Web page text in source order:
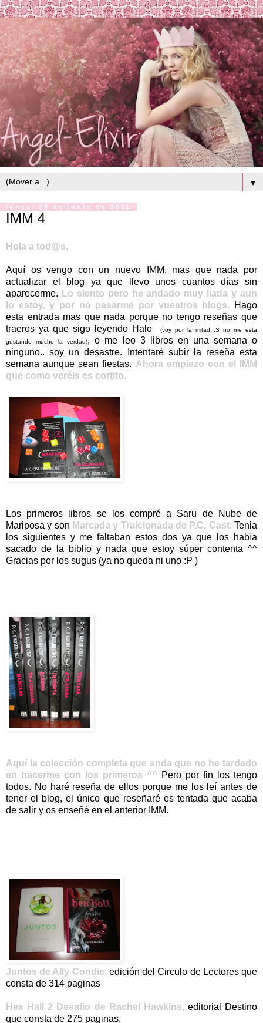
▼
lunes, 20 de junio de 2011
IMM 4
Hola a tod@s,
Aquí os vengo con un nuevo IMM, mas que nada por
actualizar el blog ya que llevo unos cuantos días sin
aparecerme. Lo siento pero he andado muy liada y aun
lo estoy, y por no pasarme por vuestros blogs.
Hago
esta entrada mas que nada porque no tengo reseñas que
traeros ya que sigo leyendo Halo
(voy por la mitad :S no me esta
gustando mucho la verdad), o me leo 3 libros en una semana o
ninguno.. soy un desastre. Intentaré subir la reseña esta
semana aunque sean fiestas. Ahora empiezo con el IMM
que como veréis es cortito.
Los primeros libros se los compré a Saru de Nube de
Mariposa y son Marcada y Traicionada de P.C. Cast. Tenia
los siguientes y me faltaban estos dos ya que los había
sacado de la biblio y nada que estoy súper contenta ^^
Gracias por los sugus (ya no queda ni uno :P )
Aquí la colección completa que anda que no he tardado
en hacerme con los primeros ^^ Pero por fin los tengo
todos. No haré reseña de ellos porque me los leí antes de
tener el blog, el único que reseñaré es tentada que acaba
de salir y os enseñé en el anterior IMM.
Juntos de Ally Condie, edición del Circulo de Lectores que
consta de 314 paginas
Hex Hall 2 Desafio de Rachel Hawkins, editorial Destino
que consta de 275 paginas.